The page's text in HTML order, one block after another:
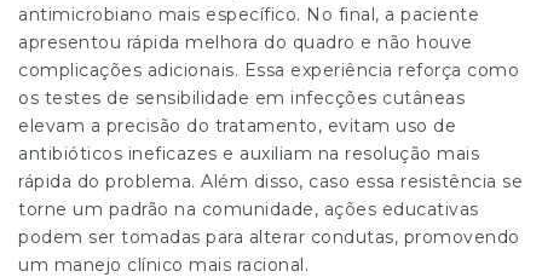
antimicrobiano mais específico. No final, a paciente
apresentou rápida melhora do quadro e não houve
complicações adicionais. Essa experiência reforça como
os testes de sensibilidade em infecções cutâneas
elevam a precisão do tratamento, evitam uso de
antibióticos ineficazes e auxiliam na resolução mais
rápida do problema. Além disso, caso essa resistência se
torne um padrão na comunidade, ações educativas
podem ser tomadas para alterar condutas, promovendo
um manejo clínico mais racional.